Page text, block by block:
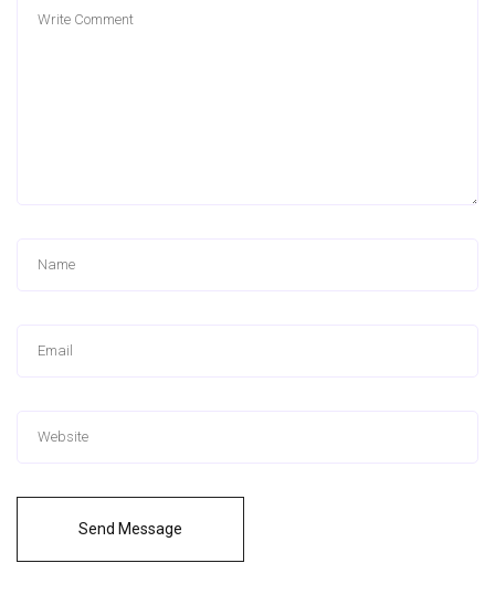
Send Message